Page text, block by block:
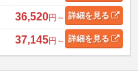
36,520円～ 詳細を見る
37,145円～ 詳細を見る